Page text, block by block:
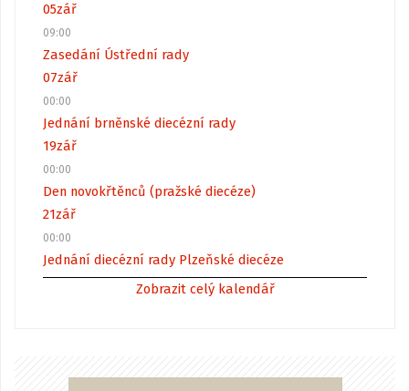
05zář
09:00
Zasedání Ústřední rady
07zář
00:00
Jednání brněnské diecézní rady
19zář
00:00
Den novokřtěnců (pražské diecéze)
21zář
00:00
Jednání diecézní rady Plzeňské diecéze
Zobrazit celý kalendář